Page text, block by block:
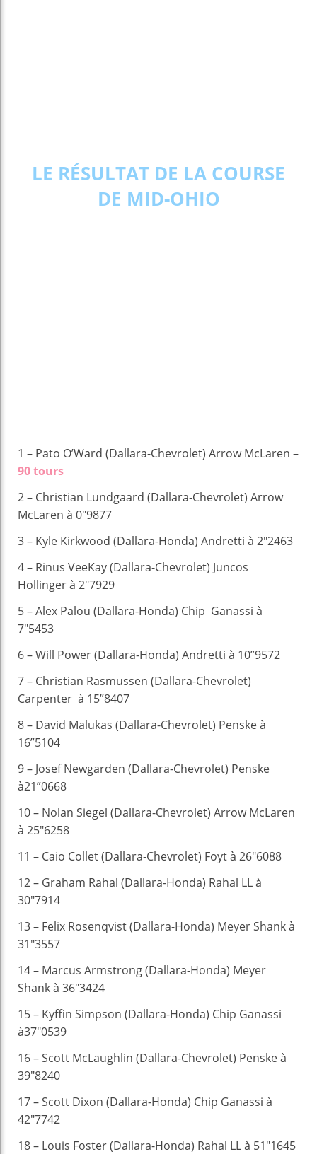
LE RÉSULTAT DE LA COURSE
DE MID-OHIO
1 – Pato O’Ward (Dallara-Chevrolet) Arrow McLaren –
90 tours
2 – Christian Lundgaard (Dallara-Chevrolet) Arrow
McLaren à 0″9877
3 – Kyle Kirkwood (Dallara-Honda) Andretti à 2″2463
4 – Rinus VeeKay (Dallara-Chevrolet) Juncos
Hollinger à 2″7929
5 – Alex Palou (Dallara-Honda) Chip Ganassi à
7″5453
6 – Will Power (Dallara-Honda) Andretti à 10”9572
7 – Christian Rasmussen (Dallara-Chevrolet)
Carpenter à 15”8407
8 – David Malukas (Dallara-Chevrolet) Penske à
16”5104
9 – Josef Newgarden (Dallara-Chevrolet) Penske
à21”0668
10 – Nolan Siegel (Dallara-Chevrolet) Arrow McLaren
à 25″6258
11 – Caio Collet (Dallara-Chevrolet) Foyt à 26″6088
12 – Graham Rahal (Dallara-Honda) Rahal LL à
30″7914
13 – Felix Rosenqvist (Dallara-Honda) Meyer Shank à
31″3557
14 – Marcus Armstrong (Dallara-Honda) Meyer
Shank à 36″3424
15 – Kyffin Simpson (Dallara-Honda) Chip Ganassi
à37″0539
16 – Scott McLaughlin (Dallara-Chevrolet) Penske à
39″8240
17 – Scott Dixon (Dallara-Honda) Chip Ganassi à
42″7742
18 – Louis Foster (Dallara-Honda) Rahal LL à 51″1645